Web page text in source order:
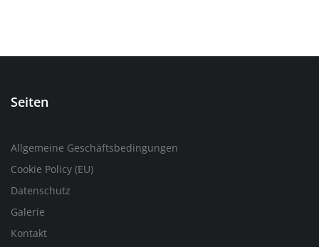
Seiten
Allgemeine Geschäftsbedingungen
Cookie Policy (EU)
Datenschutz
Galerie
Kontakt